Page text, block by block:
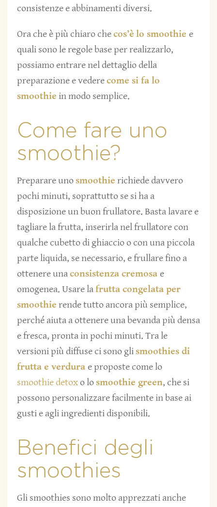
consistenze e abbinamenti diversi.
Ora che è più chiaro checos’è lo smoothie e
quali sono le regole base per realizzarlo,
possiamo entrare nel dettaglio della
preparazione e vederecome si fa lo
smoothie in modo semplice.
Come fare uno
smoothie?
Preparare unosmoothie richiede davvero
pochi minuti, soprattutto se si ha a
disposizione un buon frullatore. Basta lavare e
tagliare la frutta, inserirla nel frullatore con
qualche cubetto di ghiaccio o con una piccola
parte liquida, se necessario, e frullare fino a
ottenere unaconsistenza cremosa e
omogenea. Usare lafrutta congelata per
smoothie rende tutto ancora più semplice,
perché aiuta a ottenere una bevanda più densa
e fresca, pronta in pochi minuti. Tra le
versioni più diffuse ci sono glismoothies di
frutta e verdura e proposte come lo
smoothie detoxo losmoothie green, che si
possono personalizzare facilmente in base ai
gusti e agli ingredienti disponibili.
Benefici degli
smoothies
Gli smoothies sono molto apprezzati anche